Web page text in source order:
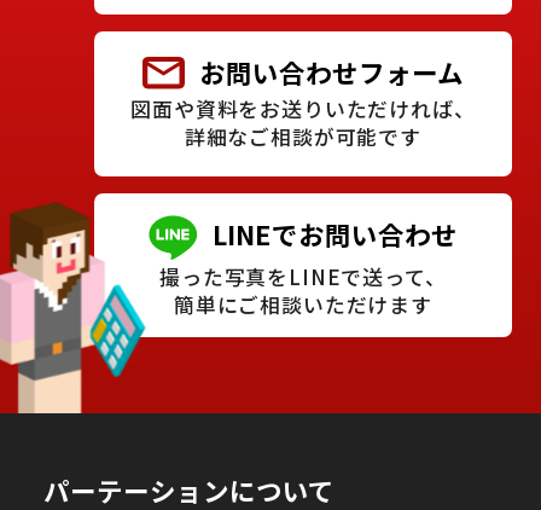
お問い合わせフォーム
図面や資料をお送りいただければ、
詳細なご相談が可能です
LINEでお問い合わせ
撮った写真をLINEで送って、
簡単にご相談いただけます
パーテーションについて